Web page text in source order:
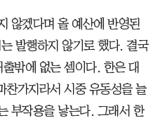
않겠다며 올 예산에 반영된
발행하지 않기로 했다. 결국
밖에 없는 셈이다. 한은 대
찬가지라서 시중 유동성을 늘
부작용을 낳는다. 그래서 한